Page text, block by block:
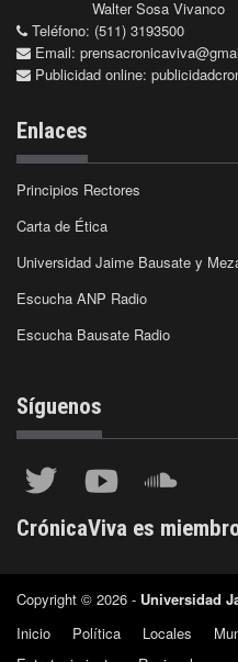
Walter Sosa Vivanco
Teléfono: (511) 3193500
Email:
Publicidad online:
Enlaces
Principios Rectores
Carta de Ética
Universidad Jaime Bausate y
Escucha ANP Radio
Escucha Bausate Radio
Síguenos
CrónicaViva es
Copyright © 2026 - Universidad
Inicio
Política Locales